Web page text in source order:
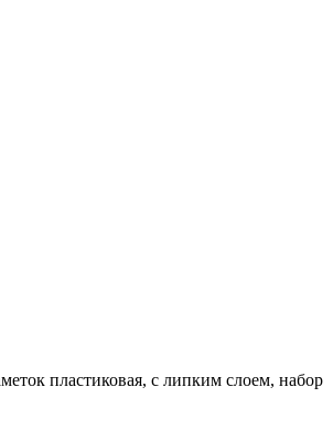
пластиковая, с липким слоем, набор